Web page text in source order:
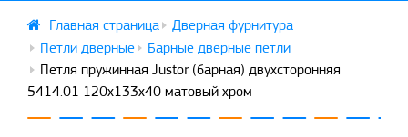
Дверная фурнитура
Петли дверные
Барные дверные петли
Петля пружинная Justor (барная) двухсторонняя
5414.01 120x133x40 матовый хром